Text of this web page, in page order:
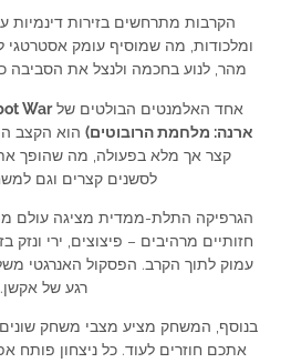
הקרבות מתרחשים בזירות דינמיות
ומלכודות, מה שמוסיף עומק אסטרטגי
מהר, לנוע בחכמה ולנצל את הסביבה
אחד האלמנטים הבולטים של
ארנה: מלחמת הרובוטים) הוא הקצב
קצר אך מלא בפעולה, מה שהופך
לסשנים קצרים וגם
הגרפיקה התלת-ממדית מציגה עולם
חזותיים מרהיבים – פיצוצים, ירי
עמוק לתוך הקרב. הפסקול האנרגטי
רגע של אקשן.
בנוסף, המשחק מציע מצבי משחק שונים
אתכם חוזרים לעוד. כל ניצחון פותח